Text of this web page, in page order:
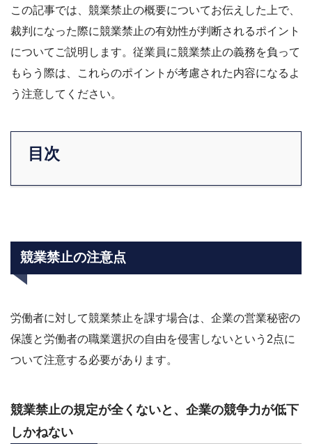
この記事では、競業禁止の概要についてお伝えした上で、
裁判になった際に競業禁止の有効性が判断されるポイント
についてご説明します。従業員に競業禁止の義務を負って
もらう際は、これらのポイントが考慮された内容になるよ
う注意してください。
目次
競業禁止の注意点
労働者に対して競業禁止を課す場合は、企業の営業秘密の
保護と労働者の職業選択の自由を侵害しないという2点に
ついて注意する必要があります。
競業禁止の規定が全くないと、企業の競争力が低下
しかねない